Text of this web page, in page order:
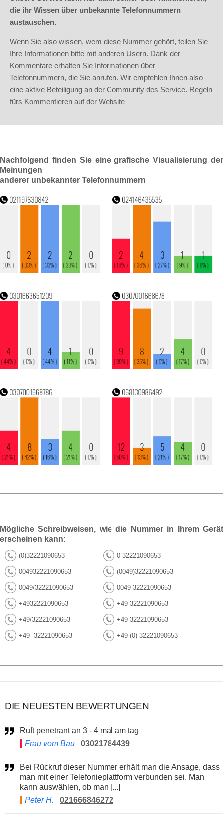
die ihr Wissen über unbekannte Telefonnummern
austauschen.
Wenn Sie also wissen, wem diese Nummer gehört, teilen Sie
Ihre Informationen bitte mit anderen Usern. Dank der
Kommentare erhalten Sie Informationen über
Telefonnummern, die Sie anrufen. Wir empfehlen Ihnen also
eine aktive Beteiligung an der Community des Service. Regeln
fürs Kommentieren auf der Website
Nachfolgend finden Sie eine grafische Visualisierung der
Meinungen
anderer unbekannter Telefonnummern
Mögliche Schreibweisen, wie die Nummer in Ihrem Gerät
erscheinen kann:
(0)32221090653 0-32221090653
004932221090653 (0049)32221090653
0049/32221090653 0049-32221090653
+4932221090653 +49 32221090653
+49/32221090653 +49-32221090653
+49--32221090653 +49 (0) 32221090653
DIE NEUESTEN BEWERTUNGEN
Ruft penetrant an 3 - 4 mal am tag
Frau vom Bau
03021784439
Bei Rückruf dieser Nummer erhält man die Ansage, dass
man mit einer Telefonieplattform verbunden sei. Man
kann auswählen, ob man [...]
Peter H.
021666846272